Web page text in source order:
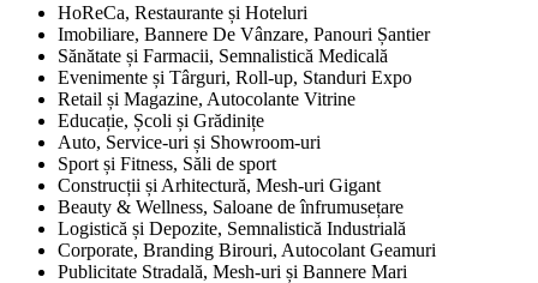
HoReCa, Restaurante și Hoteluri
Imobiliare, Bannere De Vânzare, Panouri Șantier
Sănătate și Farmacii, Semnalistică Medicală
Evenimente și Târguri, Roll-up, Standuri Expo
Retail și Magazine, Autocolante Vitrine
Educație, Școli și Grădinițe
Auto, Service-uri și Showroom-uri
Sport și Fitness, Săli de sport
Construcții și Arhitectură, Mesh-uri Gigant
Beauty & Wellness, Saloane de înfrumusețare
Logistică și Depozite, Semnalistică Industrială
Corporate, Branding Birouri, Autocolant Geamuri
Publicitate Stradală, Mesh-uri și Bannere Mari